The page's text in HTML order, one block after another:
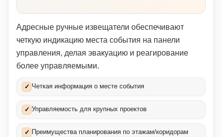
Адресные ручные извещатели обеспечивают
четкую индикацию места события на панели
управления, делая эвакуацию и реагирование
более управляемыми.
✓ Четкая информация о месте события
✓ Управляемость для крупных проектов
✓ Преимущества планирования по этажам/коридорам